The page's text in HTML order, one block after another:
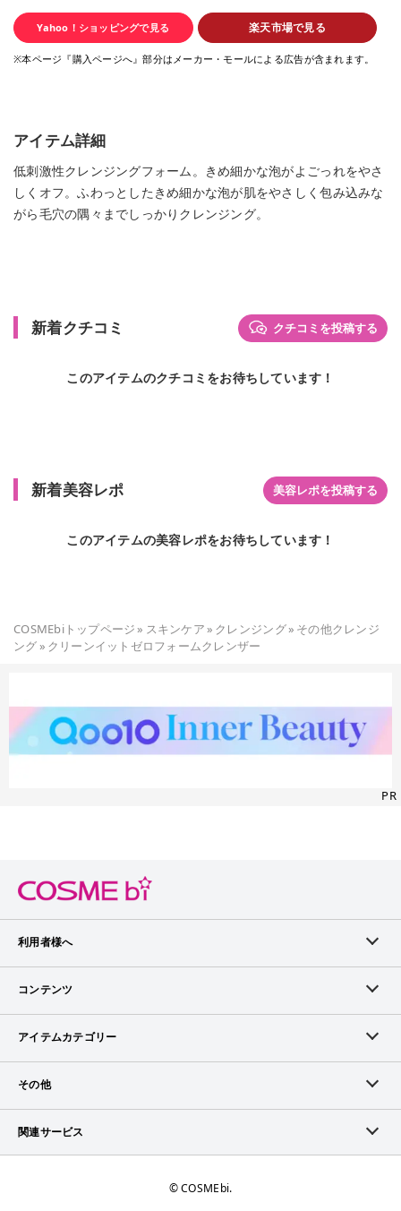
Yahoo！ショッピングで見る 楽天市場で見る
※本ページ『購入ページへ』部分はメーカー・モールによる広告が含まれます。
アイテム詳細
低刺激性クレンジングフォーム。きめ細かな泡がよごっれをやさ
しくオフ。ふわっとしたきめ細かな泡が肌をやさしく包み込みな
がら毛穴の隅々までしっかりクレンジング。
新着クチコミ クチコミを投稿する
このアイテムのクチコミをお待ちしています！
新着美容レポ 美容レポを投稿する
このアイテムの美容レポをお待ちしています！
COSMEbiトップページ» スキンケア» クレンジング» その他クレンジ
ング» クリーンイットゼロフォームクレンザー
PR
利用者様へ
メンバーログイン
メンバー会員について
アイテム掲載リクエスト
コンテンツ
ランキング
ブランドから探す
ピックアップ特集
アイテムカテゴリー
スキンケア
その他
お問い合わせ（ブランド様）
関連サービス
©︎ COSMEbi.